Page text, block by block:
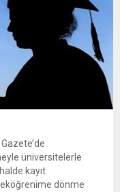
üniversitelerle
kayıt
dönme